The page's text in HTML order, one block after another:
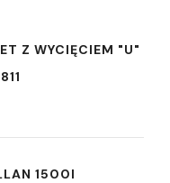
Z WYCIĘCIEM "U"
1500I